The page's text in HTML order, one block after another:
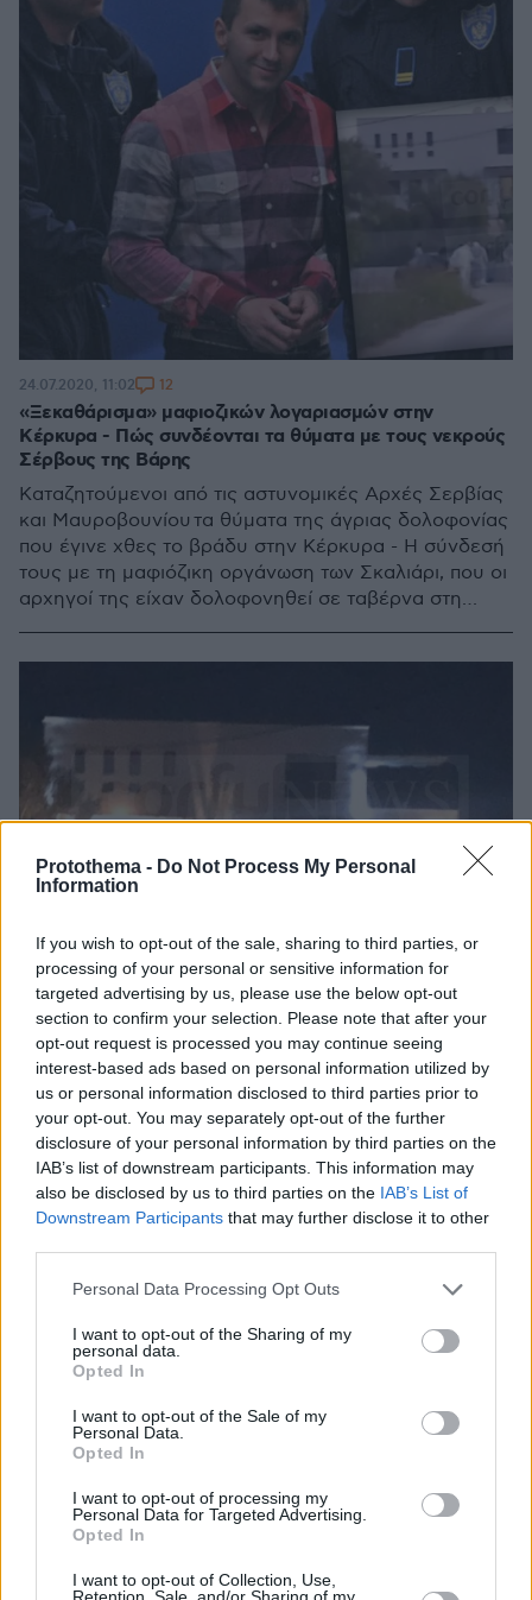
Protothema - Do Not Process My Personal
Information
If you wish to opt-out of the sale, sharing to third parties, or
processing of your personal or sensitive information for
targeted advertising by us, please use the below opt-out
section to confirm your selection. Please note that after your
opt-out request is processed you may continue seeing
interest-based ads based on personal information utilized by
us or personal information disclosed to third parties prior to
your opt-out. You may separately opt-out of the further
disclosure of your personal information by third parties on the
IAB’s list of downstream participants. This information may
also be disclosed by us to third parties on the IAB’s List of
Downstream Participants that may further disclose it to other
Please note that this website/app uses one or more Google
not limited to your visit or usage behaviour. You may click to
grant or deny consent to Google and its third-party tags to
use your data for below specified purposes in below Google
consent section.
Personal Data Processing Opt Outs
I want to opt-out of the Sharing of my
personal data.
Opted In
I want to opt-out of the Sale of my
Personal Data.
Opted In
I want to opt-out of processing my
Personal Data for Targeted Advertising.
Opted In
I want to opt-out of Collection, Use,
Retention, Sale, and/or Sharing of my
«Ξεκαθάρισμα» μαφιοζικών λογαριασμών στην
Κέρκυρα - Πώς συνδέονται τα θύματα με τους νεκρούς
Σέρβους της Βάρης
Καταζητούμενοι από τις αστυνομικές Αρχές Σερβίας
και Μαυροβουνίου τα θύματα της άγριας δολοφονίας
που έγινε χθες το βράδυ στην Κέρκυρα - Η σύνδεσή
τους με τη μαφιόζικη οργάνωση των Σκαλιάρι, που οι
αρχηγοί της είχαν δολοφονηθεί σε ταβέρνα στη
24.07.2020, 11:02 12
Θρίλερ στην Κέρκυρα: Νέο «χτύπημα» της «μαφίας του
Μαυροβουνίου» η διπλή δολοφονία στον Χαλικούνα;
Μαυροβούνιων με το διπλό φονικό σε ταβέρνα της
στην αστυνομία για το προφίλ των θυμάτων